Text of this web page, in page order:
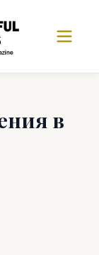
в